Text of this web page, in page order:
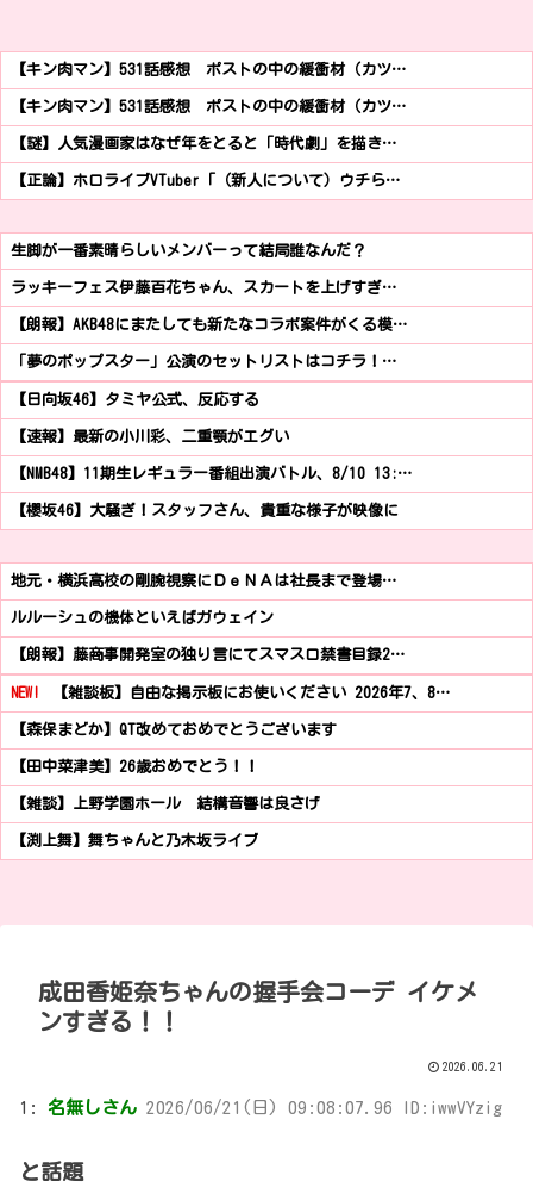
【キン肉マン】531話感想 ポストの中の緩衝材（カツ…
【キン肉マン】531話感想 ポストの中の緩衝材（カツ…
【謎】人気漫画家はなぜ年をとると「時代劇」を描き…
【正論】ホロライブVTuber「（新人について）ウチら…
生脚が一番素晴らしいメンバーって結局誰なんだ？
ラッキーフェス伊藤百花ちゃん、スカートを上げすぎ…
【朗報】AKB48にまたしても新たなコラボ案件がくる模…
「夢のポップスター」公演のセットリストはコチラ！…
【日向坂46】タミヤ公式、反応する
【速報】最新の小川彩、二重顎がエグい
【NMB48】11期生レギュラー番組出演バトル、8/10 13:…
【櫻坂46】大騒ぎ！スタッフさん、貴重な様子が映像に
地元・横浜高校の剛腕視察にＤｅＮＡは社長まで登場…
ルルーシュの機体といえばガウェイン
【朗報】藤商事開発室の独り言にてスマスロ禁書目録2…
NEW! 【雑談板】自由な掲示板にお使いください 2026年7、8…
【森保まどか】QT改めておめでとうございます
【田中菜津美】26歳おめでとう！！
【雑談】上野学園ホール 結構音響は良さげ
【渕上舞】舞ちゃんと乃木坂ライブ
成田香姫奈ちゃんの握手会コーデ イケメ
ンすぎる！！
2026.06.21
1: 名無しさん 2026/06/21(日) 09:08:07.96 ID:iwwVYzig
と話題